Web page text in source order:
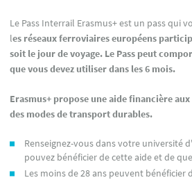
Le Pass Interrail Erasmus+ est un pass qui
les réseaux ferroviaires européens
soit le jour de voyage. Le Pass peut
que vous devez utiliser dans les 6 mois.
Erasmus+ propose une aide financière
des modes de transport durables.
Renseignez-vous dans votre université
pouvez bénéficier de cette aide et de
Les moins de 28 ans peuvent